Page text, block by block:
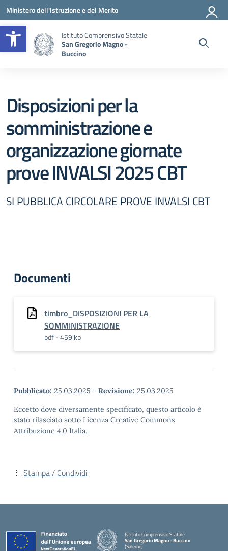
Apri la barra degli strumenti
Vai ai contenuti
Vai al menu di navigazione
Vai al footer
Ministero dell'Istruzione e del Merito
Istituto Comprensivo Statale
San Gregorio Magno -
Buccino
Disposizioni per la
somministrazione e
organizzazione giornate
prove INVALSI 2025 CBT
SI PUBBLICA CIRCOLARE PROVE INVALSI CBT
Documenti
timbro_DISPOSIZIONI PER LA
SOMMINISTRAZIONE
pdf - 459 kb
Pubblicato: 25.03.2025 - Revisione: 25.03.2025
Eccetto dove diversamente specificato, questo articolo è
stato rilasciato sotto Licenza Creative Commons
Attribuzione 4.0 Italia.
Stampa / Condividi
Istituto Comprensivo Statale
San Gregorio Magno - Buccino
(Salerno)